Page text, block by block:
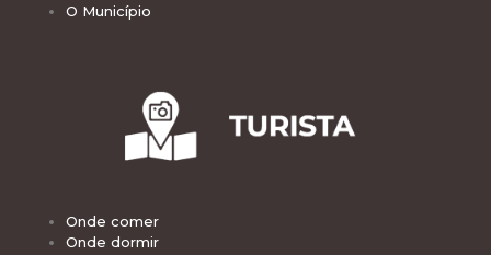
O Município
Onde comer
Onde dormir